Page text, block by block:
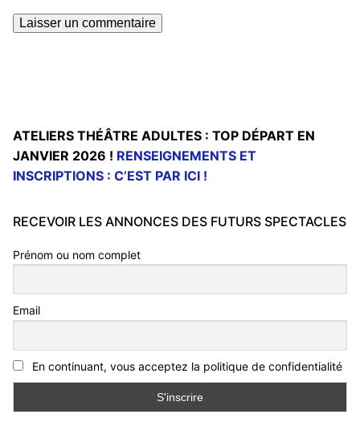
ATELIERS THÉÂTRE ADULTES : TOP DÉPART EN
JANVIER 2026 ! RENSEIGNEMENTS ET
INSCRIPTIONS : C’EST PAR ICI !
RECEVOIR LES ANNONCES DES FUTURS SPECTACLES
Prénom ou nom complet
Email
En continuant, vous acceptez la politique de confidentialité